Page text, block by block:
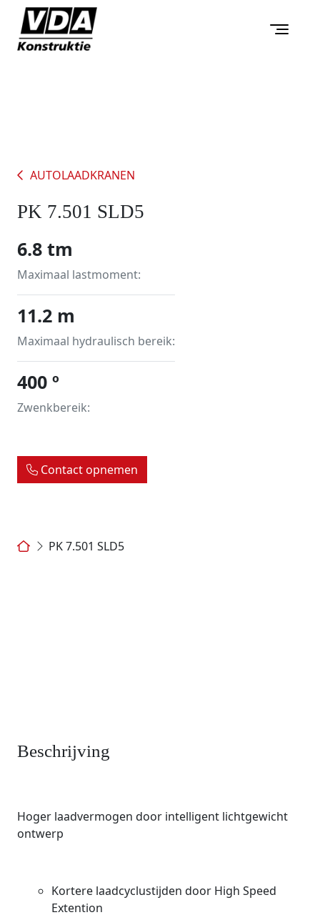
AUTOLAADKRANEN
PK 7.501 SLD5
Maximaal lastmoment:
6.8 tm
Maximaal hydraulisch bereik:
11.2 m
Zwenkbereik:
400 º
Contact opnemen
PK 7.501 SLD5
Beschrijving
Hoger laadvermogen door intelligent lichtgewicht
ontwerp
Kortere laadcyclustijden door High Speed ​​
Extention